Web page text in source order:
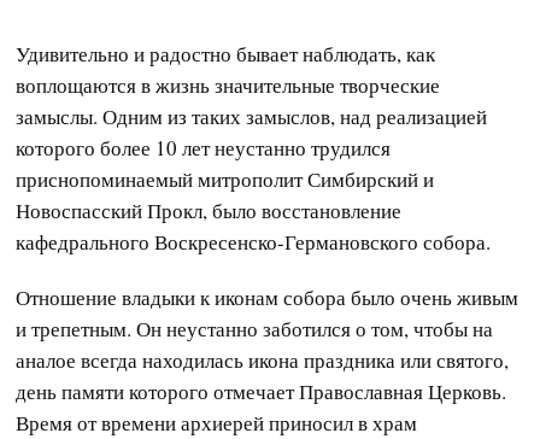
Удивительно и радостно бывает наблюдать, как
воплощаются в жизнь значительные творческие
замыслы. Одним из таких замыслов, над реализацией
которого более 10 лет неустанно трудился
приснопоминаемый митрополит Симбирский и
Новоспасский Прокл, было восстановление
кафедрального Воскресенско-Германовского собора.
Отношение владыки к иконам собора было очень живым
и трепетным. Он неустанно заботился о том, чтобы на
аналое всегда находилась икона праздника или святого,
день памяти которого отмечает Православная Церковь.
Время от времени архиерей приносил в храм